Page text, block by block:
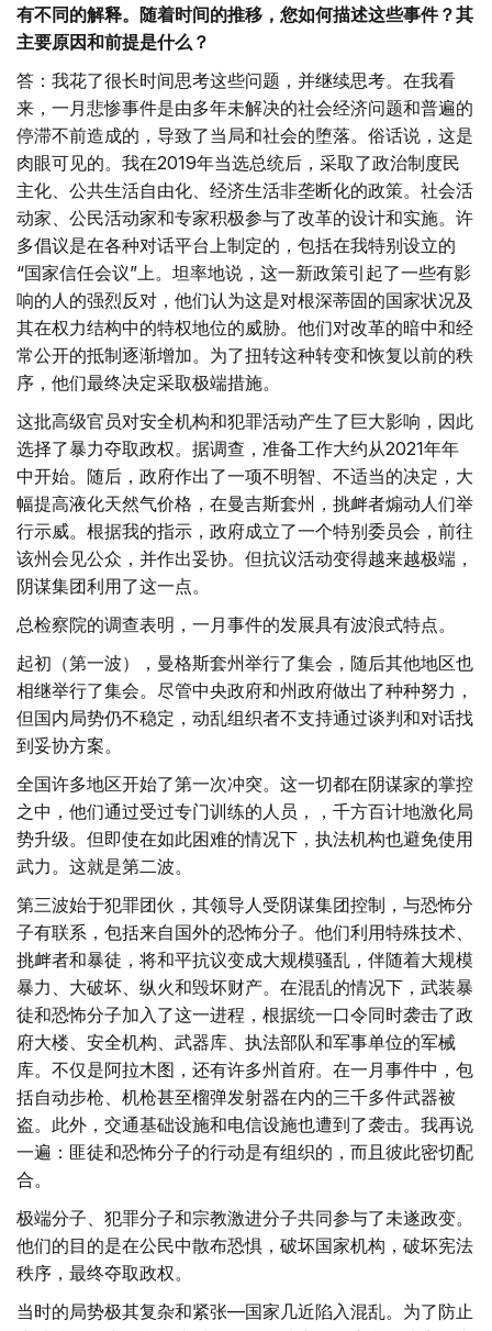
有不同的解释。随着时间的推移，您如何描述这些事件？其
主要原因和前提是什么？
答：我花了很长时间思考这些问题，并继续思考。在我看
来，一月悲惨事件是由多年未解决的社会经济问题和普遍的
停滞不前造成的，导致了当局和社会的堕落。俗话说，这是
肉眼可见的。我在2019年当选总统后，采取了政治制度民
主化、公共生活自由化、经济生活非垄断化的政策。社会活
动家、公民活动家和专家积极参与了改革的设计和实施。许
多倡议是在各种对话平台上制定的，包括在我特别设立的
“国家信任会议”上。坦率地说，这一新政策引起了一些有影
响的人的强烈反对，他们认为这是对根深蒂固的国家状况及
其在权力结构中的特权地位的威胁。他们对改革的暗中和经
常公开的抵制逐渐增加。为了扭转这种转变和恢复以前的秩
序，他们最终决定采取极端措施。
这批高级官员对安全机构和犯罪活动产生了巨大影响，因此
选择了暴力夺取政权。据调查，准备工作大约从2021年年
中开始。随后，政府作出了一项不明智、不适当的决定，大
幅提高液化天然气价格，在曼吉斯套州，挑衅者煽动人们举
行示威。根据我的指示，政府成立了一个特别委员会，前往
该州会见公众，并作出妥协。但抗议活动变得越来越极端，
阴谋集团利用了这一点。
总检察院的调查表明，一月事件的发展具有波浪式特点。
起初（第一波），曼格斯套州举行了集会，随后其他地区也
相继举行了集会。尽管中央政府和州政府做出了种种努力，
但国内局势仍不稳定，动乱组织者不支持通过谈判和对话找
到妥协方案。
全国许多地区开始了第一次冲突。这一切都在阴谋家的掌控
之中，他们通过受过专门训练的人员，，千方百计地激化局
势升级。但即使在如此困难的情况下，执法机构也避免使用
武力。这就是第二波。
第三波始于犯罪团伙，其领导人受阴谋集团控制，与恐怖分
子有联系，包括来自国外的恐怖分子。他们利用特殊技术、
挑衅者和暴徒，将和平抗议变成大规模骚乱，伴随着大规模
暴力、大破坏、纵火和毁坏财产。在混乱的情况下，武装暴
徒和恐怖分子加入了这一进程，根据统一口令同时袭击了政
府大楼、安全机构、武器库、执法部队和军事单位的军械
库。不仅是阿拉木图，还有许多州首府。在一月事件中，包
括自动步枪、机枪甚至榴弹发射器在内的三千多件武器被
盗。此外，交通基础设施和电信设施也遭到了袭击。我再说
一遍：匪徒和恐怖分子的行动是有组织的，而且彼此密切配
合。
极端分子、犯罪分子和宗教激进分子共同参与了未遂政变。
他们的目的是在公民中散布恐惧，破坏国家机构，破坏宪法
秩序，最终夺取政权。
当时的局势极其复杂和紧张—国家几近陷入混乱。为了防止